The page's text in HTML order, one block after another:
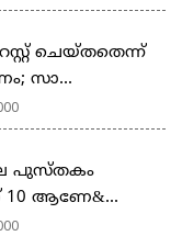
ചെയ്തതെന്ന്
സാ...
പുസ്തകം
10 ആണേ&...